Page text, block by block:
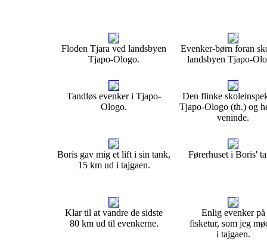
Floden Tjara ved landsbyen
Tjapo-Ologo.
Evenker-børn foran
landsbyen Tjapo-
Tandløs evenker i Tjapo-
Ologo.
Den flinke
Tjapo-Ologo (th.) og
veninde.
Boris gav mig et lift i sin tank,
15 km ud i tajgaen.
Førerhuset i Boris'
Klar til at vandre de sidste
80 km ud til evenkerne.
Enlig evenker på
fisketur, som jeg
i tajgaen.